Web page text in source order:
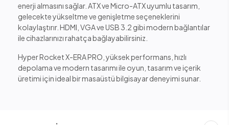
enerji almasını sağlar. ATX ve Micro-ATX uyumlu tasarım,
gelecekte yükseltme ve genişletme seçeneklerini
kolaylaştırır. HDMI, VGA ve USB 3.2 gibi modern bağlantılar
ile cihazlarınızı rahatça bağlayabilirsiniz.
Hyper Rocket X-ERA PRO, yüksek performans, hızlı
depolama ve modern tasarımı ile oyun, tasarım ve içerik
üretimi için ideal bir masaüstü bilgisayar deneyimi sunar.